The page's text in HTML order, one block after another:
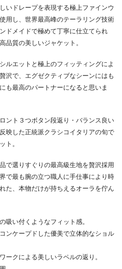
いドレープを表現する極上ファインウ
用し、世界最高峰のテーラリング技術
ドメイドで極めて丁寧に仕立てられ
品質の美しいジャケット。
ルエットと極上のフィッティングによ
沢で、エグゼクティブなシーンにはも
も最高のパートナーになると思いま
ント３つボタン段返り・バランス良い
映した正統派クラシコイタリアの旬で
ト。
で選りすぐりの最高級生地を贅沢採用
で最も腕の立つ職人に手仕事により時
た、本物だけが持ちえるオーラを佇ん
吸い付くようなフィット感。
ンケープドした優美で立体的なショル
ークによる美しいラペルの返り。